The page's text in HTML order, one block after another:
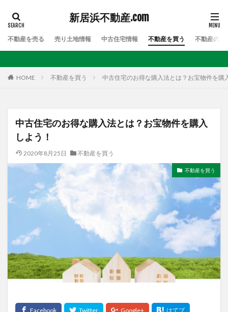
新居浜不動産.com
不動産を売る 売り土地情報 中古住宅情報 不動産を買う 不動産のお
HOME 不動産を買う 中古住宅のお得な購入法とは？お宝物件を購
中古住宅のお得な購入法とは？お宝物件を購入
しよう！
2020年8月25日 不動産を買う
不動産を買う